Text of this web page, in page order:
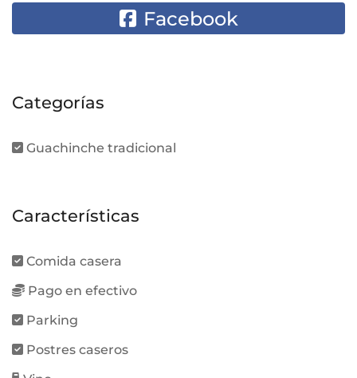
Facebook
Categorías
Guachinche tradicional
Características
Comida casera
Pago en efectivo
Parking
Postres caseros